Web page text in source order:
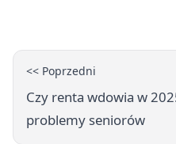
<< Poprzedni
Czy renta wdowia w
problemy seniorów